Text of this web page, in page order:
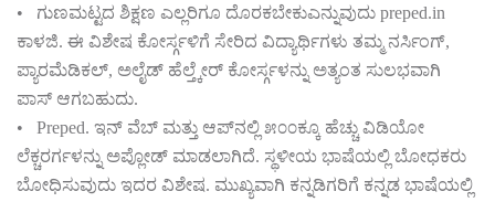
• ಗುಣಮಟ್ಟದ ಶಿಕ್ಷಣ ಎಲ್ಲರಿಗೂ ದೊರಕಬೇಕುಎನ್ನುವುದು preped.in
ಕಾಳಜಿ. ಈ ವಿಶೇಷ ಕೋರ್ಸ್ಗಳಿಗೆ ಸೇರಿದ ವಿದ್ಯಾರ್ಥಿಗಳು ತಮ್ಮ ನರ್ಸಿಂಗ್,
ಪ್ಯಾರಮೆಡಿಕಲ್, ಅಲೈಡ್ ಹೆಲ್ತ್ಕೇರ್ ಕೋರ್ಸ್ಗಳನ್ನು ಅತ್ಯಂತ ಸುಲಭವಾಗಿ
ಪಾಸ್ ಆಗಬಹುದು.
• Preped. ಇನ್ ವೆಬ್ ಮತ್ತು ಆಪ್ನಲ್ಲಿ ೫೦೦ಕ್ಕೂ ಹೆಚ್ಚು ವಿಡಿಯೋ
ಲೆಕ್ಚರರ್ಗಳನ್ನು ಅಪ್ಲೋಡ್ ಮಾಡಲಾಗಿದೆ. ಸ್ಥಳೀಯ ಭಾಷೆಯಲ್ಲಿ ಬೋಧಕರು
ಬೋಧಿಸುವುದು ಇದರ ವಿಶೇಷ. ಮುಖ್ಯವಾಗಿ ಕನ್ನಡಿಗರಿಗೆ ಕನ್ನಡ ಭಾಷೆಯಲ್ಲಿ